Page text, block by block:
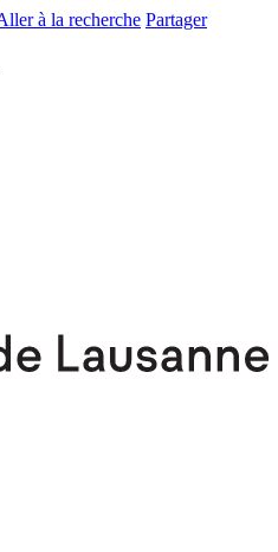
à la recherche Partager